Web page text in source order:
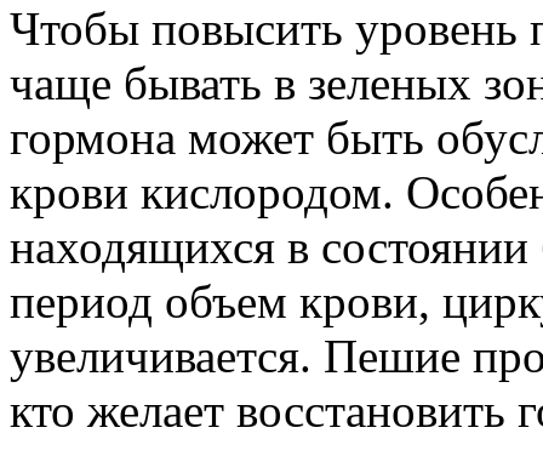
Чтобы повысить уровень
чаще бывать в зеленых
гормона может быть
крови кислородом.
находящихся в состоянии
период объем крови,
увеличивается. Пешие
кто желает восстановить